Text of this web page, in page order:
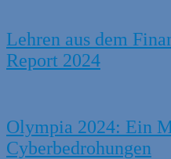
Lehren aus dem
Report 2024
Olympia 2024: Ein
Cyberbedrohungen